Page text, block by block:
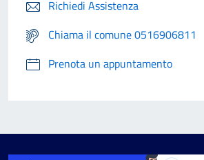
Richiedi Assistenza
Chiama il comune 0516906811
Prenota un appuntamento